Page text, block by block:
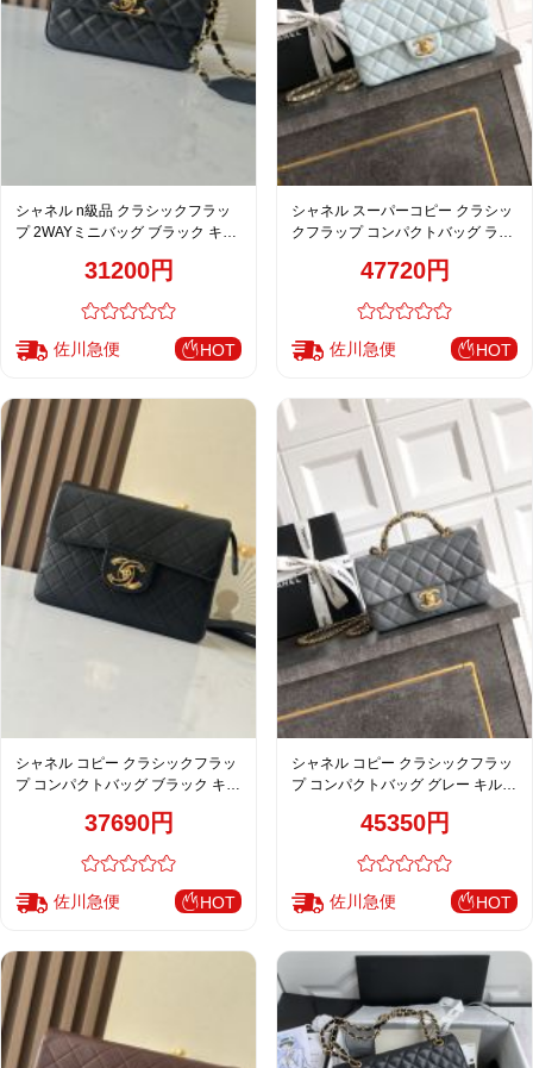
シャネル n級品 クラシックフラッ
プ 2WAYミニバッグ ブラック キャ
31200円
佐川急便 HOT
シャネル スーパーコピー クラシッ
クフラップ コンパクトバッグ ライ
47720円
佐川急便 HOT
シャネル コピー クラシックフラッ
プ コンパクトバッグ ブラック キル
37690円
佐川急便 HOT
シャネル コピー クラシックフラッ
プ コンパクトバッグ グレー キルテ
45350円
佐川急便 HOT